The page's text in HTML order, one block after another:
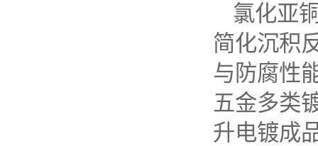
氯化亚
简化沉积
与防腐性
五金多类
升电镀成